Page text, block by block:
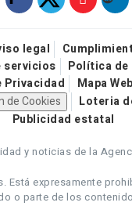
legal
servicios
Política de
Privacidad
Mapa Web
de Cookies
Loteria
Publicidad estatal
y noticias de la
Está expresamente
o parte de los